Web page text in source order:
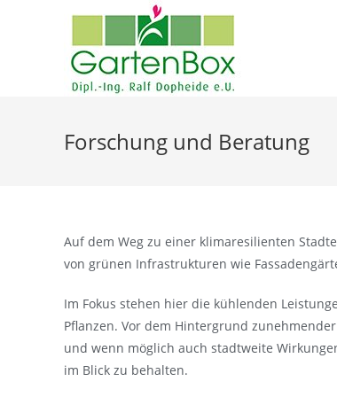
Forschung und Beratung
Auf dem Weg zu einer klimaresilienten
von grünen Infrastrukturen wie
Im Fokus stehen hier die kühlenden
Pflanzen. Vor dem Hintergrund
und wenn möglich auch stadtweite
im Blick zu behalten.